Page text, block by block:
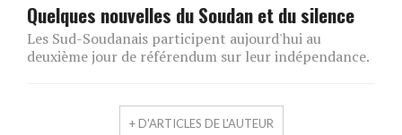
Quelques nouvelles du Soudan et du silence
Les Sud-Soudanais participent aujourd'hui au
deuxième jour de référendum sur leur indépendance.
+ D'ARTICLES DE L'AUTEUR